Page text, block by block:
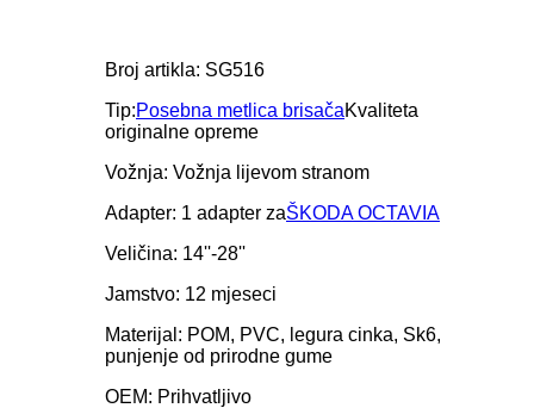
Broj artikla: SG516
Tip:Posebna metlica brisačaKvaliteta
originalne opreme
Vožnja: Vožnja lijevom stranom
Adapter: 1 adapter zaŠKODA OCTAVIA
Veličina: 14''-28''
Jamstvo: 12 mjeseci
Materijal: POM, PVC, legura cinka, Sk6,
punjenje od prirodne gume
OEM: Prihvatljivo